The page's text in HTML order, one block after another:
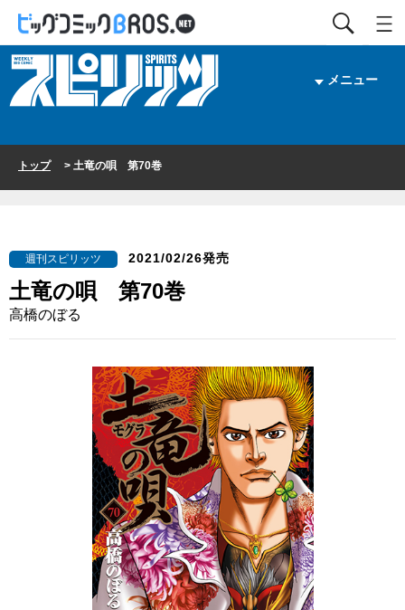
メニュー
トップ> 土竜の唄 第70巻
週刊スピリッツ 2021/02/26発売
土竜の唄 第70巻
高橋のぼる